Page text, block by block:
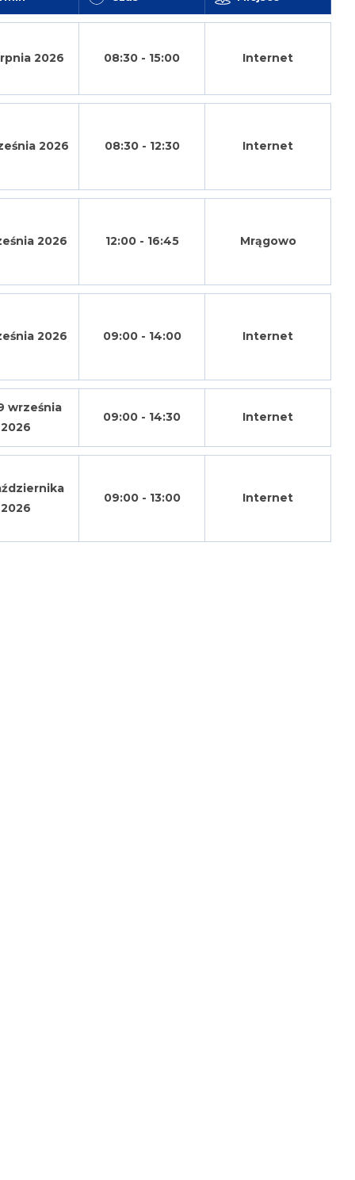
2026 08:30 - 15:00 Internet
2026 08:30 - 12:30 Internet
2026 12:00 - 16:45 Mrągowo
2026 09:00 - 14:00 Internet
września
2026
09:00 - 14:30 Internet
2026
09:00 - 13:00 Internet